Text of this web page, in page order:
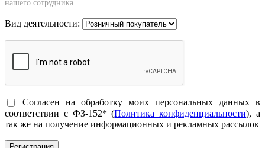
нашего сотрудника
Вид деятельности:
Согласен на обработку моих персональных данных в
соответствии с ФЗ-152* (Политика конфиденциальности), а
так же на получение информационных и рекламных рассылок